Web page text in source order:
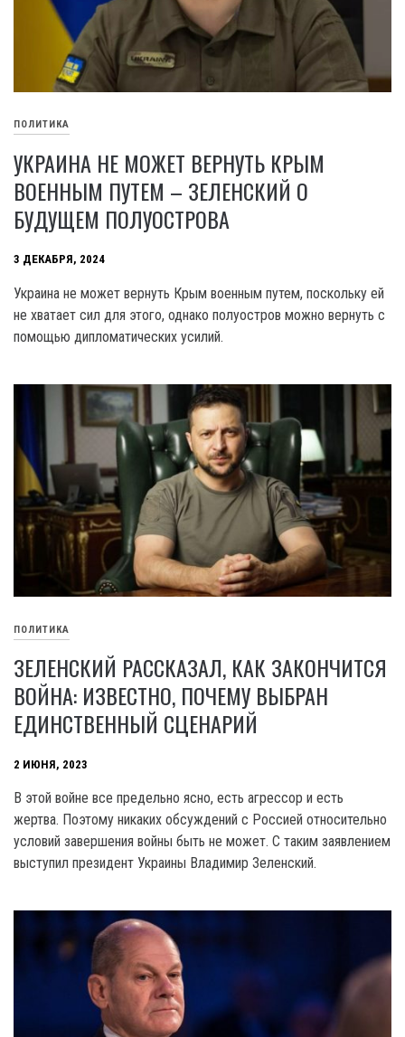
ПОЛИТИКА
УКРАИНА НЕ МОЖЕТ ВЕРНУТЬ КРЫМ
ВОЕННЫМ ПУТЕМ – ЗЕЛЕНСКИЙ О
БУДУЩЕМ ПОЛУОСТРОВА
3 ДЕКАБРЯ, 2024
Украина не может вернуть Крым военным путем, поскольку ей
не хватает сил для этого, однако полуостров можно вернуть с
помощью дипломатических усилий.
ПОЛИТИКА
ЗЕЛЕНСКИЙ РАССКАЗАЛ, КАК ЗАКОНЧИТСЯ
ВОЙНА: ИЗВЕСТНО, ПОЧЕМУ ВЫБРАН
ЕДИНСТВЕННЫЙ СЦЕНАРИЙ
2 ИЮНЯ, 2023
В этой войне все предельно ясно, есть агрессор и есть
жертва. Поэтому никаких обсуждений с Россией относительно
условий завершения войны быть не может. С таким заявлением
выступил президент Украины Владимир Зеленский.